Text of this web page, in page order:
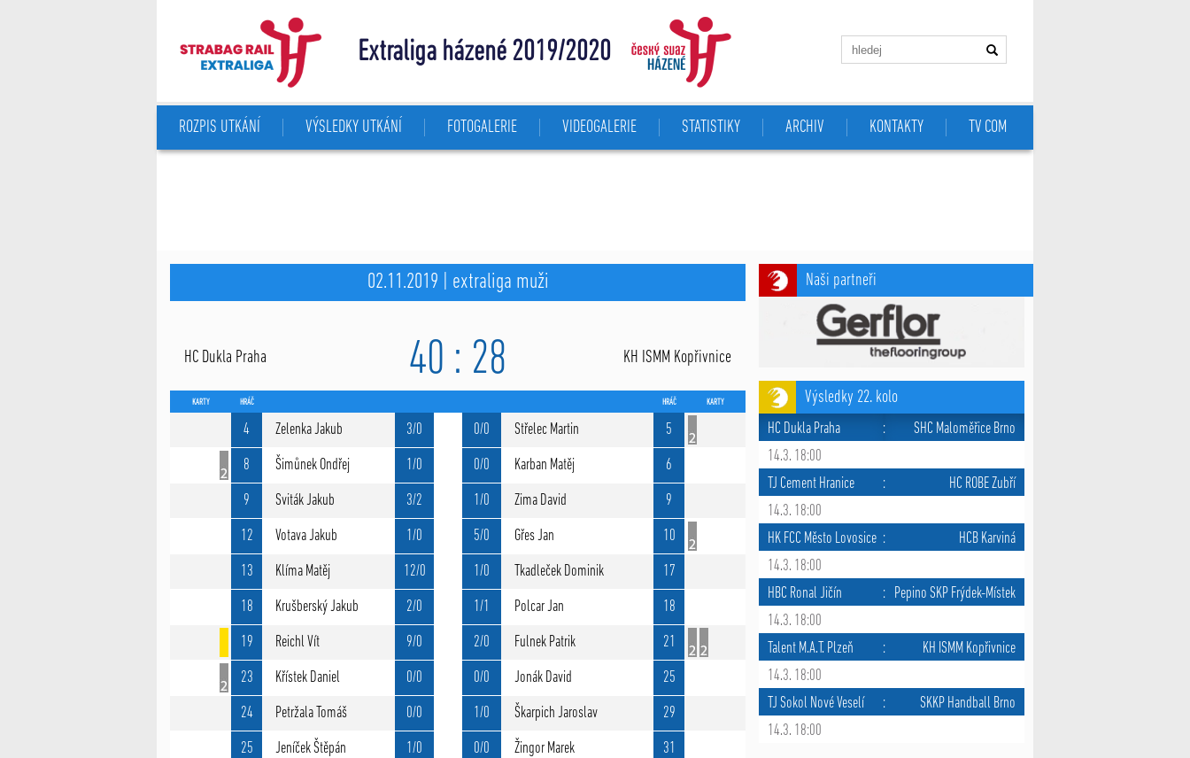
Extraliga házené 2019/2020
ROZPIS UTKÁNÍ VÝSLEDKY UTKÁNÍ FOTOGALERIE VIDEOGALERIE STATISTIKY ARCHIV KONTAKTY TV COM
02.11.2019 | extraliga muži
HC Dukla Praha 40 : 28 KH ISMM Kopřivnice
KARTY HRÁČ
4 Zelenka Jakub 3/0
8 Šimůnek Ondřej 1/0
9 Sviták Jakub 3/2
12 Votava Jakub 1/0
13 Klíma Matěj 12/0
18 Krušberský Jakub 2/0
19 Reichl Vít 9/0
23 Křístek Daniel 0/0
24 Petržala Tomáš 0/0
25 Jeníček Štěpán 1/0
HRÁČ KARTY
0/0 Střelec Martin 5
0/0 Karban Matěj 6
1/0 Zima David 9
5/0 Gřes Jan 10
1/0 Tkadleček Dominik 17
1/1 Polcar Jan 18
2/0 Fulnek Patrik 21
0/0 Jonák David 25
1/0 Škarpich Jaroslav 29
0/0 Žingor Marek 31
Naši partneři
Výsledky 22. kolo
HC Dukla Praha :
SHC Maloměřice Brno
14.3. 18:00
TJ Cement Hranice
:
HC ROBE Zubří
14.3. 18:00
HK FCC Město Lovosice :
HCB Karviná
14.3. 18:00
HBC Ronal Jičín
: Pepino SKP Frýdek-Místek
14.3. 18:00
Talent M.A.T. Plzeň
:
KH ISMM Kopřivnice
14.3. 18:00
TJ Sokol Nové Veselí
:
SKKP Handball Brno
14.3. 18:00